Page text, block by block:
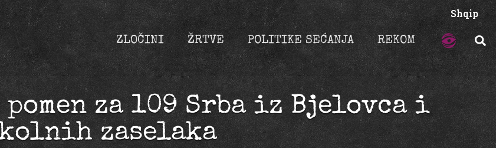
Shqip
ZLOČINI ŽRTVE POLITIKE SEĆANJA REKOM
za 109 Srba iz Bjelovca i
zaselaka